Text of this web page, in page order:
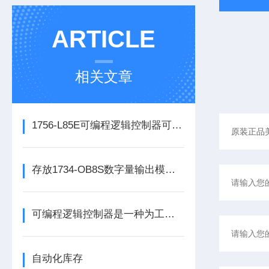
ARTICLE
相关文章
1756-L85E可编程逻辑控制器可满足多行业自动化精准控制需求
存放1734-OB8S数字量输出模块时所需要考虑的方面分享
可编程逻辑控制器是一种为工业环境设计的数字运算操作电子系统
自动化库存